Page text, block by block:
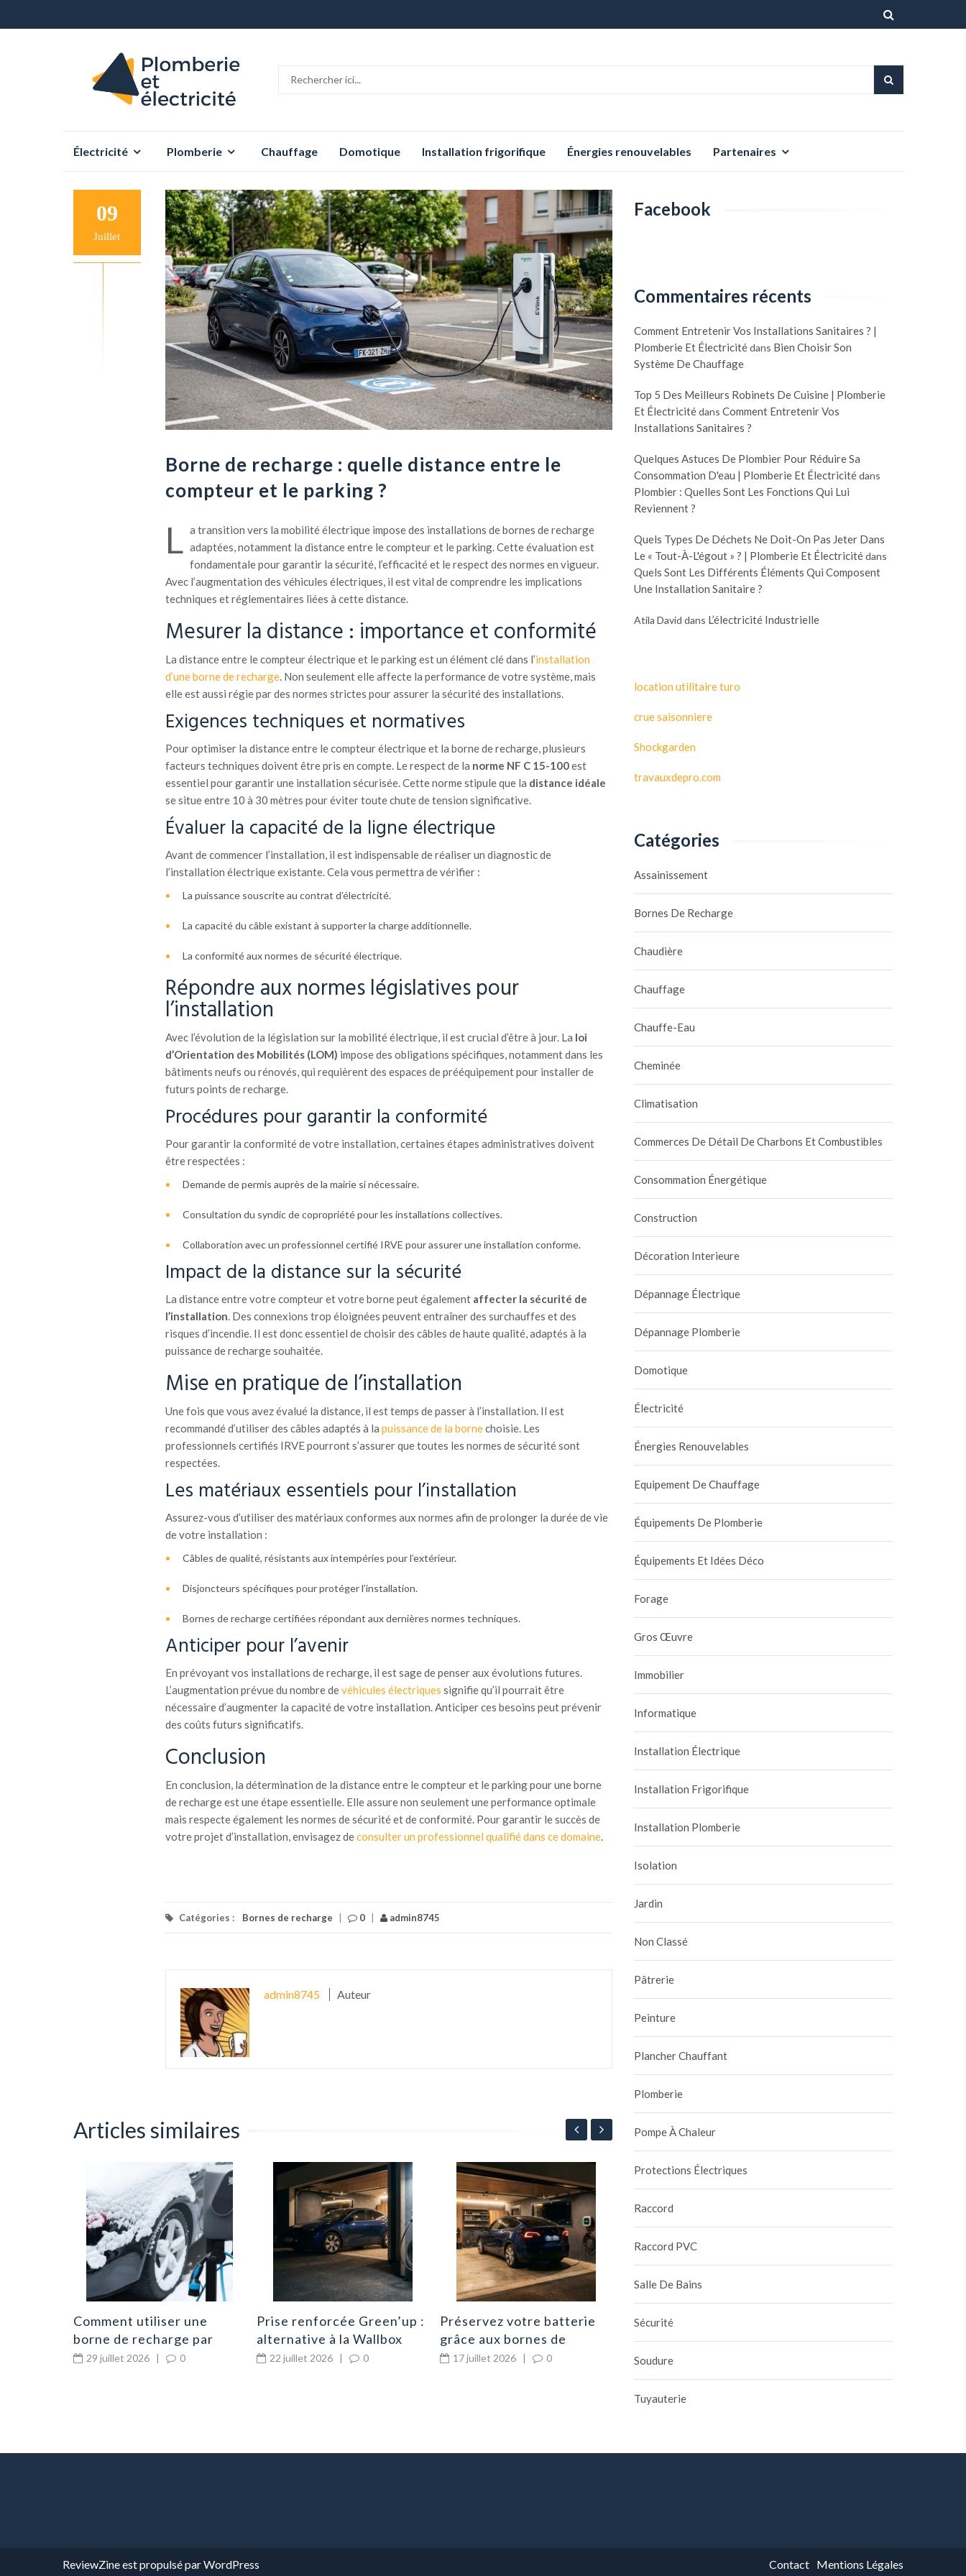
Aller
contenu
Électricité Plomberie Chauffage Domotique Installation frigorifique Énergies renouvelables Partenaires
09
Juillet
Borne de recharge : quelle distance entre le
compteur et le parking ?
L a transition vers la mobilité électrique impose des installations de bornes de recharge
adaptées, notamment la distance entre le compteur et le parking. Cette évaluation est
fondamentale pour garantir la sécurité, l’efficacité et le respect des normes en vigueur.
Avec l’augmentation des véhicules électriques, il est vital de comprendre les implications
techniques et réglementaires liées à cette distance.
Mesurer la distance : importance et conformité
La distance entre le compteur électrique et le parking est un élément clé dans l’installation
d’une borne de recharge. Non seulement elle affecte la performance de votre système, mais
elle est aussi régie par des normes strictes pour assurer la sécurité des installations.
Exigences techniques et normatives
Pour optimiser la distance entre le compteur électrique et la borne de recharge, plusieurs
facteurs techniques doivent être pris en compte. Le respect de la norme NF C 15-100est
essentiel pour garantir une installation sécurisée. Cette norme stipule que la distance idéale
se situe entre 10 à 30 mètres pour éviter toute chute de tension significative.
Évaluer la capacité de la ligne électrique
Avant de commencer l’installation, il est indispensable de réaliser un diagnostic de
l’installation électrique existante. Cela vous permettra de vérifier :
La puissance souscrite au contrat d’électricité.
La capacité du câble existant à supporter la charge additionnelle.
La conformité aux normes de sécurité électrique.
Répondre aux normes législatives pour
l’installation
Avec l’évolution de la législation sur la mobilité électrique, il est crucial d’être à jour. La loi
d’Orientation des Mobilités (LOM) impose des obligations spécifiques, notamment dans les
bâtiments neufs ou rénovés, qui requièrent des espaces de prééquipement pour installer de
futurs points de recharge.
Procédures pour garantir la conformité
Pour garantir la conformité de votre installation, certaines étapes administratives doivent
être respectées :
Demande de permis auprès de la mairie si nécessaire.
Consultation du syndic de copropriété pour les installations collectives.
Collaboration avec un professionnel certifié IRVE pour assurer une installation conforme.
Impact de la distance sur la sécurité
La distance entre votre compteur et votre borne peut également affecter la sécurité de
l’installation. Des connexions trop éloignées peuvent entraîner des surchauffes et des
risques d’incendie. Il est donc essentiel de choisir des câbles de haute qualité, adaptés à la
puissance de recharge souhaitée.
Mise en pratique de l’installation
Une fois que vous avez évalué la distance, il est temps de passer à l’installation. Il est
recommandé d’utiliser des câbles adaptés à la puissance de la bornechoisie. Les
professionnels certifiés IRVE pourront s’assurer que toutes les normes de sécurité sont
respectées.
Les matériaux essentiels pour l’installation
Assurez-vous d’utiliser des matériaux conformes aux normes afin de prolonger la durée de vie
de votre installation :
Câbles de qualité, résistants aux intempéries pour l’extérieur.
Disjoncteurs spécifiques pour protéger l’installation.
Bornes de recharge certifiées répondant aux dernières normes techniques.
Anticiper pour l’avenir
En prévoyant vos installations de recharge, il est sage de penser aux évolutions futures.
L’augmentation prévue du nombre devéhicules électriques signifie qu’il pourrait être
nécessaire d’augmenter la capacité de votre installation. Anticiper ces besoins peut prévenir
des coûts futurs significatifs.
Conclusion
En conclusion, la détermination de la distance entre le compteur et le parking pour une borne
de recharge est une étape essentielle. Elle assure non seulement une performance optimale
mais respecte également les normes de sécurité et de conformité. Pour garantir le succès de
votre projet d’installation, envisagez deconsulter un professionnel qualifié dans ce domaine.
Catégories : Bornes de recharge 0 admin8745
admin8745 Auteur
Articles similaires
Comment utiliser une
borne de recharge par
temps froid ou chaud ?
29 juillet 2026 | 0
Prise renforcée Green’up :
alternative à la Wallbox
22 juillet 2026 | 0
Préservez votre batterie
grâce aux bornes de
recharge nocturnes
17 juillet 2026 | 0
Recharge à domicile 100%
l’autoconsommation ultime
Facebook
Commentaires récents
Comment Entretenir Vos Installations Sanitaires ? |
Plomberie Et Électricitédans Bien Choisir Son
Système De Chauffage
Top 5 Des Meilleurs Robinets De Cuisine | Plomberie
Et Électricitédans Comment Entretenir Vos
Installations Sanitaires ?
Quelques Astuces De Plombier Pour Réduire Sa
Consommation D'eau | Plomberie Et Électricitédans
Plombier : Quelles Sont Les Fonctions Qui Lui
Reviennent ?
Quels Types De Déchets Ne Doit-On Pas Jeter Dans
Le « Tout-À-L'égout » ? | Plomberie Et Électricitédans
Quels Sont Les Différents Éléments Qui Composent
Une Installation Sanitaire ?
Atila David dans L’électricité Industrielle
location utilitaire turo
crue saisonniere
Shockgarden
travauxdepro.com
Catégories
Assainissement
Bornes De Recharge
Chaudière
Chauffage
Chauffe-Eau
Cheminée
Climatisation
Commerces De Détail De Charbons Et Combustibles
Consommation Énergétique
Construction
Décoration Interieure
Dépannage Électrique
Dépannage Plomberie
Domotique
Électricité
Énergies Renouvelables
Equipement De Chauffage
Équipements De Plomberie
Équipements Et Idées Déco
Forage
Gros Œuvre
Immobilier
Informatique
Installation Électrique
Installation Frigorifique
Installation Plomberie
Isolation
Jardin
Non Classé
Pâtrerie
Peinture
Plancher Chauffant
Plomberie
Pompe À Chaleur
Protections Électriques
Raccord
Raccord PVC
Salle De Bains
Sécurité
Soudure
Tuyauterie
ReviewZineest propulsé parWordPress Contact Mentions Légales